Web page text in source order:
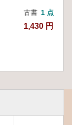
古書 1 点
1,430 円